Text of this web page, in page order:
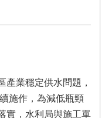
產業穩定供水問題，
施作，為減低瓶頸
實，水利局與施工單